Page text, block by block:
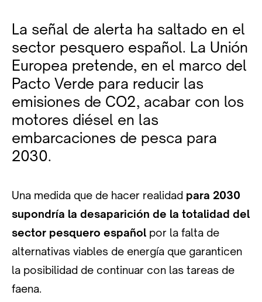
La señal de alerta ha saltado en el
sector pesquero español. La Unión
Europea pretende, en el marco del
Pacto Verde para reducir las
emisiones de CO2, acabar con los
motores diésel en las
embarcaciones de pesca para
2030.
Una medida que de hacer realidad para 2030
supondría la desaparición de la totalidad del
sector pesquero español por la falta de
alternativas viables de energía que garanticen
la posibilidad de continuar con las tareas de
faena.